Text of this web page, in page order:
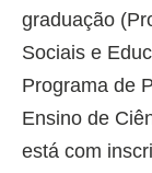
graduação
Sociais e
Programa de
Ensino de
está com